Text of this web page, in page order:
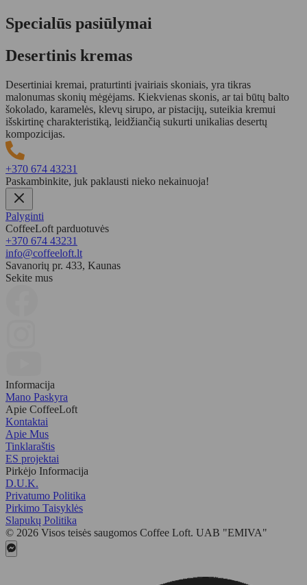
Specialūs pasiūlymai
Desertinis kremas
Desertiniai kremai, praturtinti įvairiais skoniais, yra tikras
malonumas skonių mėgėjams. Kiekvienas skonis, ar tai būtų balto
šokolado, karamelės, klevų sirupo, ar pistacijų, suteikia kremui
išskirtinę charakteristiką, leidžiančią sukurti unikalias desertų
kompozicijas.
+370 674 43231
Paskambinkite, juk paklausti nieko nekainuoja!
Palyginti
CoffeeLoft parduotuvės
+370 674 43231
info@coffeeloft.lt
Savanorių pr. 433, Kaunas
Sekite mus
Informacija
Mano Paskyra
Apie CoffeeLoft
Kontaktai
Apie Mus
Tinklaraštis
ES projektai
Pirkėjo Informacija
D.U.K.
Privatumo Politika
Pirkimo Taisyklės
Slapukų Politika
© 2026 Visos teisės saugomos Coffee Loft. UAB "EMIVA"